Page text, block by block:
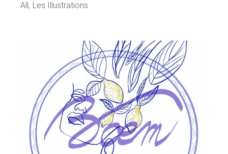
All Les Illustrations